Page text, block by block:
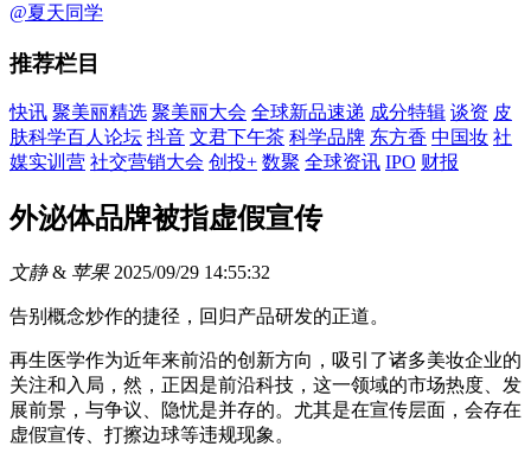
@夏天同学
推荐栏目
快讯 聚美丽精选 聚美丽大会 全球新品速递 成分特辑 谈资 皮
肤科学百人论坛 抖音 文君下午茶 科学品牌 东方香 中国妆 社
媒实训营 社交营销大会 创投+ 数聚 全球资讯 IPO 财报
外泌体品牌被指虚假宣传
文静& 苹果 2025/09/29 14:55:32
告别概念炒作的捷径，回归产品研发的正道。
再生医学作为近年来前沿的创新方向，吸引了诸多美妆企业的
关注和入局，然，正因是前沿科技，这一领域的市场热度、发
展前景，与争议、隐忧是并存的。尤其是在宣传层面，会存在
虚假宣传、打擦边球等违规现象。